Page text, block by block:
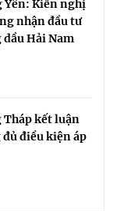
Kiến nghị
nhận đầu tư
dầu Hải Nam
kết luận
điều kiện áp